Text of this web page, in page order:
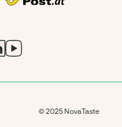
© 2025 NovaTaste